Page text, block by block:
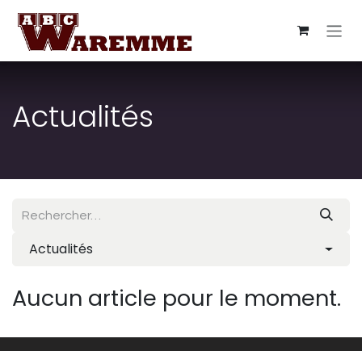
Se rendre au contenu
Actualités
Actualités
Aucun article pour le moment.